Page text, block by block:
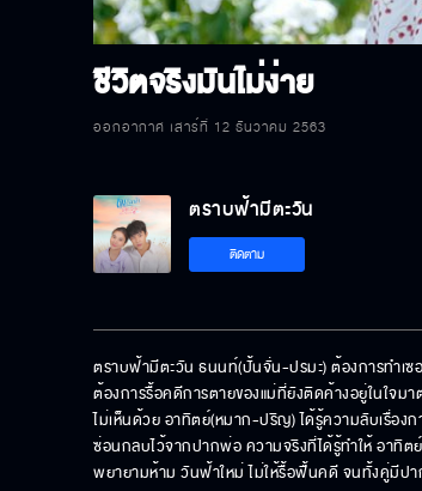
ชีวิตจริงมันไม่ง่าย
ออกอากาศ เสาร์ที่ 12 ธันวาคม 2563
ตราบฟ้ามีตะวัน
ติดตาม
ตราบฟ้ามีตะวัน ธนนท์(ปั้นจั่น-ปรมะ) ต้องการทำเซ
ต้องการรื้อคดีการตายของแม่ที่ยังติดค้างอยู่ในใจม
ไม่เห็นด้วย อาทิตย์(หมาก-ปริญ) ได้รู้ความลับเรื่อ
ซ่อนกลบไว้จากปากพ่อ ความจริงที่ได้รู้ทำให้ อาทิต
พยายามห้าม วันฟ้าใหม่ ไม่ให้รื้อฟื้นคดี จนทั้งคู่มีป